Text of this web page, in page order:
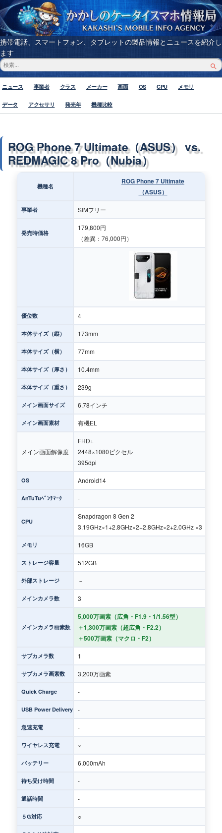
携帯電話、スマートフォン、タブレットの製品情報とニュースを紹介し
ます
ニュース 事業者 クラス メーカー 画面 OS CPU メモリ
データ アクセサリ 発売年 機種比較
ROG Phone 7 Ultimate（ASUS） vs.
REDMAGIC 8 Pro（Nubia）
機種名
ROG Phone 7 Ultimate
（ASUS）
事業者 SIMフリー
発売時価格
179,800円
（差異：76,000円）
優位数 4
本体サイズ（縦） 173mm
本体サイズ（横） 77mm
本体サイズ（厚さ） 10.4mm
本体サイズ（重さ） 239g
メイン画面サイズ 6.78インチ
メイン画面素材 有機EL
メイン画面解像度
FHD+
2448×1080ピクセル
395dpi
OS Android14
AnTuTuﾍﾞﾝﾁﾏｰｸ -
CPU
Snapdragon 8 Gen 2
3.19GHz×1+2.8GHz×2+2.8GHz×2+2.0GHz ×3【
メモリ 16GB
ストレージ容量 512GB
外部ストレージ －
メインカメラ数 3
メインカメラ画素数
5,000万画素（広角・F1.9・1/1.56型）
＋1,300万画素（超広角・F2.2）
＋500万画素（マクロ・F2）
サブカメラ数 1
サブカメラ画素数 3,200万画素
Quick Charge -
USB Power Delivery -
急速充電 -
ワイヤレス充電 ×
バッテリー 6,000mAh
待ち受け時間 -
通話時間 -
５G対応 ○